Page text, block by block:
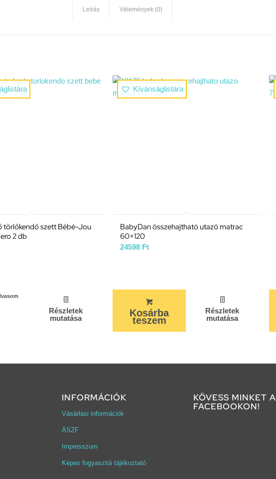
Leírás Vélemények (0)
törlőkendő szett Bébé-Jou
2 db
Részletek
mutatása
Kívánságlistára
BabyDan összehajtható utazó matrac
60×120
24598 Ft
Kosárba
teszem
Részletek
mutatása
INFORMÁCIÓK
Vásárlási információk
ÁSZF
Impresszum
Képes fogyasztói tájékoztató
KÖVESS MINKET A
FACEBOOKON!